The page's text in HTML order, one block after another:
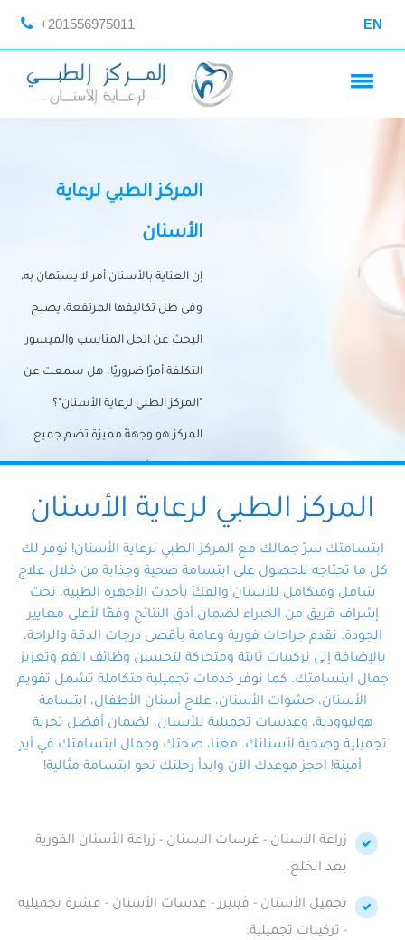
+201556975011 EN
المركز الطبي لرعاية
الأسنان
إن العناية بالأسنان أمر لا يستهان به،
وفي ظل تكاليفها المرتفعة، يصبح
البحث عن الحل المناسب والميسور
التكلفة أمرًا ضروريًا. هل سمعت عن
"المركز الطبي لرعاية الأسنان"؟
المركز هو وجهةً مميزة تضم جميع
احتياجات الأسنان تحت سقف واحد،
وتضمن لك حلاً شاملًا لجميع
المتخصص ذوي الخبرة، ستجد نفسك
في أيد أمينة تلبي احتياجاتك بكل
احترافية ودقة.
المركز الطبي لرعاية الأسنان
ابتسامتك سرّ جمالك مع المركز الطبي لرعاية الأسنان! نوفر لك
كل ما تحتاجه للحصول على ابتسامة صحية وجذابة من خلال علاج
شامل ومتكامل للأسنان والفكّ بأحدث الأجهزة الطبية، تحت
إشراف فريق من الخبراء لضمان أدق النتائج وفقًا لأعلى معايير
الجودة. نقدم جراحات فورية وعامة بأقصى درجات الدقة والراحة،
بالإضافة إلى تركيبات ثابتة ومتحركة لتحسين وظائف الفم وتعزيز
جمال ابتسامتك. كما نوفر خدمات تجميلية متكاملة تشمل تقويم
الأسنان، حشوات الأسنان، علاج أسنان الأطفال، ابتسامة
هوليوودية، وعدسات تجميلية للأسنان، لضمان أفضل تجربة
تجميلية وصحية لأسنانك. معنا، صحتك وجمال ابتسامتك في أيدٍ
أمينة! احجز موعدك الآن وابدأ رحلتك نحو ابتسامة مثالية!
زراعة الأسنان - غرسات الاسنان - زراعة الأسنان الفورية
بعد الخلع.
تجميل الأسنان - ڤينيرز - عدسات الأسنان - قشرة تجميلية
- تركيبات تجميلية.